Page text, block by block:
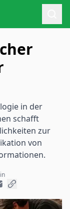
in der
schafft
zur
von